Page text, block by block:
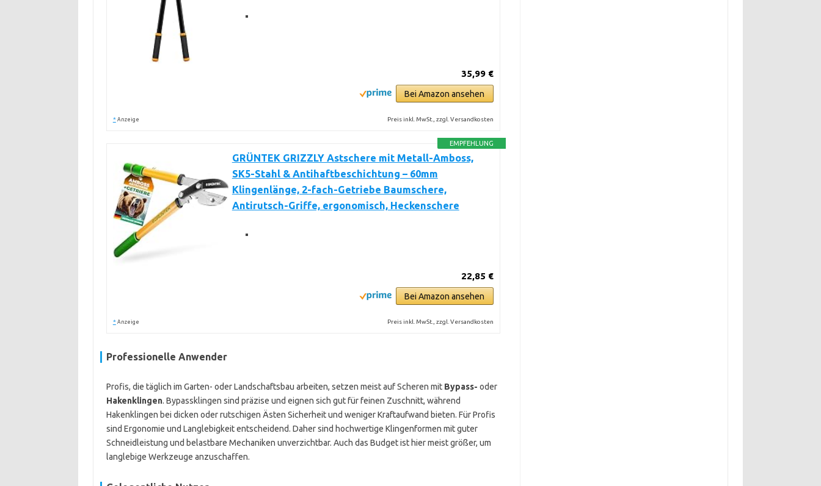
35,99 €
Bei Amazon ansehen
* Anzeige Preis inkl. MwSt., zzgl. Versandkosten
EMPFEHLUNG
GRÜNTEK GRIZZLY Astschere mit Metall-Amboss,
SK5-Stahl & Antihaftbeschichtung – 60mm
Klingenlänge, 2-fach-Getriebe Baumschere,
Antirutsch-Griffe, ergonomisch, Heckenschere
22,85 €
Bei Amazon ansehen
* Anzeige Preis inkl. MwSt., zzgl. Versandkosten
Professionelle Anwender
Profis, die täglich im Garten- oder Landschaftsbau arbeiten, setzen meist auf Scheren mit Bypass- oder
Hakenklingen. Bypassklingen sind präzise und eignen sich gut für feinen Zuschnitt, während
Hakenklingen bei dicken oder rutschigen Ästen Sicherheit und weniger Kraftaufwand bieten. Für Profis
sind Ergonomie und Langlebigkeit entscheidend. Daher sind hochwertige Klingenformen mit guter
Schneidleistung und belastbare Mechaniken unverzichtbar. Auch das Budget ist hier meist größer, um
langlebige Werkzeuge anzuschaffen.